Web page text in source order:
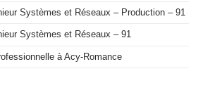
Systèmes et Réseaux – Production – 91
Systèmes et Réseaux – 91
à Acy-Romance